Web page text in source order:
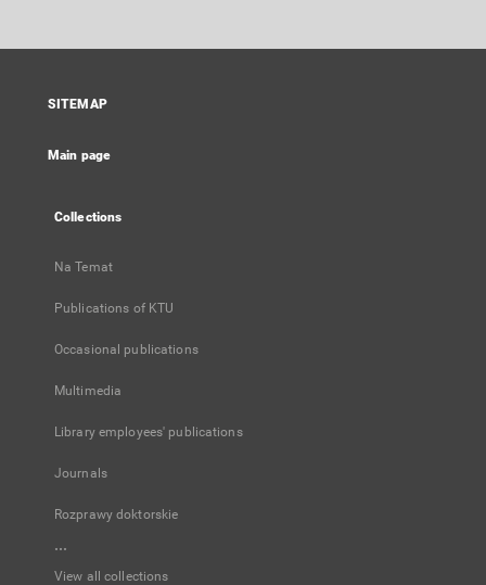
open
new
SITEMAP
Main page
Collections
Na Temat
Publications of KTU
Occasional publications
Multimedia
Library employees' publications
Journals
Rozprawy doktorskie
...
View all collections